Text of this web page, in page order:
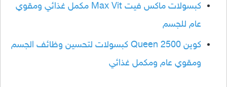
كبسولات ماكس فيت Max Vit مكمل غذائي ومقوي
عام للجسم
كوين Queen 2500 كبسولات لتحسين وظائف الجسم
ومقوي عام ومكمل غذائي